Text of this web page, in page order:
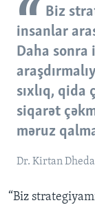
Biz
insanlar
Daha sonra
sıxlıq, qida
siqarət
məruz
Dr. Kirtan Dheda
“Biz